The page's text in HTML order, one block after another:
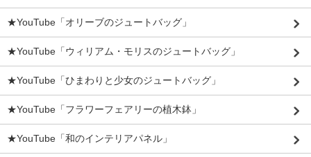
★YouTube「オリーブのジュートバッグ」
★YouTube「ウィリアム・モリスのジュートバッグ」
★YouTube「ひまわりと少女のジュートバッグ」
★YouTube「フラワーフェアリーの植木鉢」
★YouTube「和のインテリアパネル」